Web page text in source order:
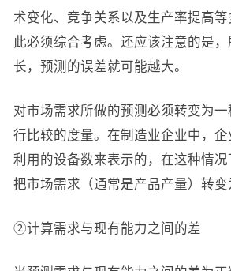
术变化、竞争关系以及生产率提高等
此必须综合考虑。还应该注意的是
长，预测的误差就可能越大。
对市场需求所做的预测必须转变为
行比较的度量。在制造业企业中，
利用的设备数来表示的，在这种情
把市场需求（通常是产品产量）转变
②计算需求与现有能力之间的差